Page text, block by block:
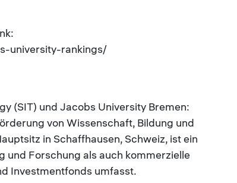
university-rankings/
(SIT) und Jacobs University Bremen:
von Wissenschaft, Bildung und
in Schaffhausen, Schweiz, ist ein
und Forschung als auch kommerzielle
Investmentfonds umfasst.